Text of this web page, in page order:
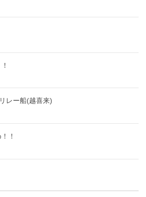
レー船(越喜来)
！